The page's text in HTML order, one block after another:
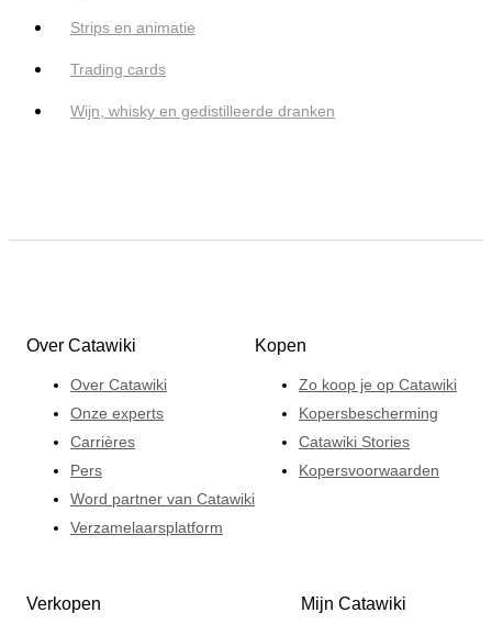
Strips en animatie
Trading cards
Wijn, whisky en gedistilleerde dranken
Over Catawiki
Over Catawiki
Onze experts
Carrières
Pers
Word partner van Catawiki
Verzamelaarsplatform
Kopen
Zo koop je op Catawiki
Kopersbescherming
Catawiki Stories
Kopersvoorwaarden
Verkopen Mijn Catawiki